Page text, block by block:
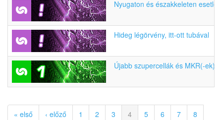
Nyugaton és északkeleten
Hideg légörvény, itt-ott tubával
Újabb szupercellák és MKR(-ek)
« első ‹ előző 1 2 3 4 5 6 7
8